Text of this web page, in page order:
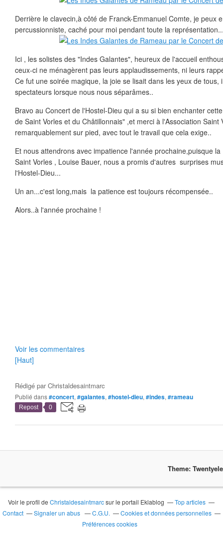
Derrière le clavecin,à côté de Franck-Emmanuel Comte, je peux
percussionniste, caché pour moi pendant toute la
Ici , les solistes des "Indes Galantes", heureux de l'accueil
ceux-ci ne ménagèrent pas leurs applaudissements, ni leurs
Ce fut une soirée magique, la joie se lisait dans les yeux de tous,
spectateurs lorsque nous nous séparâmes..
Bravo au Concert de l'Hostel-Dieu qui a su si bien enchanter
de Saint Vorles et du Châtillonnais" ,et merci à l'Association Saint
remarquablement sur pied, avec tout le travail que cela exige..
Et nous attendrons avec impatience l'année prochaine,puisque
Saint Vorles , Louise Bauer, nous a promis d'autres surprises
l'Hostel-Dieu...
Un an...c'est long,mais la patience est toujours récompensée..
Alors..à l'année prochaine !
Voir les commentaires
[Haut]
Rédigé parChristaldesaintmarc
Publié dans#concert, #galantes, #hostel-dieu, #indes, #rameau
Repost 0
Theme:
Voir le profil deChristaldesaintmarcsur le portail Eklablog
Top articles
Contact
Signaler un abus C.G.U.
Cookies et données personnelles
Préférences cookies